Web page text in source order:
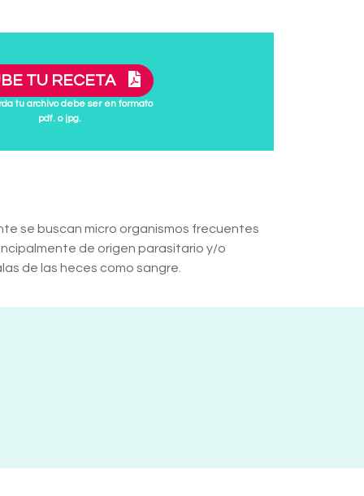
TU RECETA
tu archivo debe ser en formato
pdf. o jpg.
se buscan micro organismos frecuentes
de origen parasitario y/o
de las heces como sangre.